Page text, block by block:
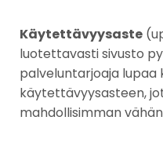
Käytettävyysaste
luotettavasti sivusto
palveluntarjoaja lupaa
käytettävyysasteen,
mahdollisimman